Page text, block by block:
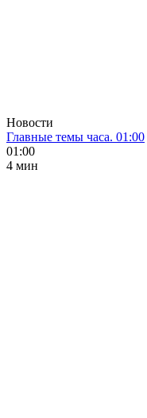
Новости
Главные темы часа. 01:00
01:00
4 мин